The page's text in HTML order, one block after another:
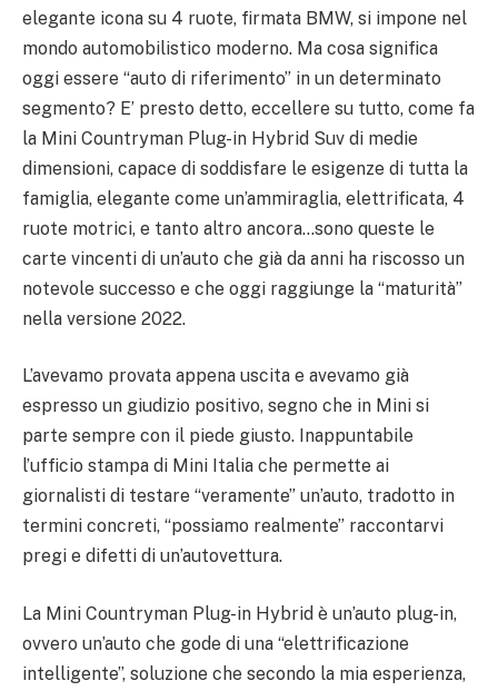
elegante icona su 4 ruote, firmata BMW, si impone nel
mondo automobilistico moderno. Ma cosa significa
oggi essere “auto di riferimento” in un determinato
segmento? E’ presto detto, eccellere su tutto, come fa
la Mini Countryman Plug-in Hybrid Suv di medie
dimensioni, capace di soddisfare le esigenze di tutta la
famiglia, elegante come un’ammiraglia, elettrificata, 4
ruote motrici, e tanto altro ancora…sono queste le
carte vincenti di un’auto che già da anni ha riscosso un
notevole successo e che oggi raggiunge la “maturità”
nella versione 2022.
L’avevamo provata appena uscita e avevamo già
espresso un giudizio positivo, segno che in Mini si
parte sempre con il piede giusto. Inappuntabile
l’ufficio stampa di Mini Italia che permette ai
giornalisti di testare “veramente” un’auto, tradotto in
termini concreti, “possiamo realmente” raccontarvi
pregi e difetti di un’autovettura.
La Mini Countryman Plug-in Hybrid è un’auto plug-in,
ovvero un’auto che gode di una “elettrificazione
intelligente”, soluzione che secondo la mia esperienza,